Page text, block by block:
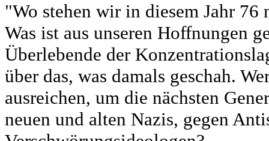
"Wo stehen wir in diesem Jahr
Was ist aus unseren Hoffnungen
Überlebende der
über das, was damals geschah.
ausreichen, um die nächsten
neuen und alten Nazis, gegen